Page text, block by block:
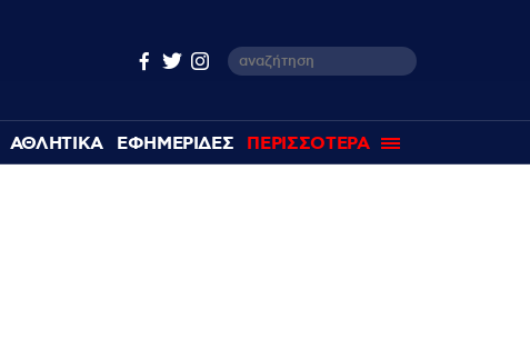
ΑΘΛΗΤΙΚΑ ΕΦΗΜΕΡΙΔΕΣ ΠΕΡΙΣΣΟΤΕΡΑ